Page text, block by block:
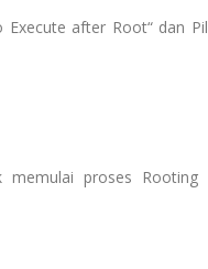
after Root“ dan
memulai proses Rooting